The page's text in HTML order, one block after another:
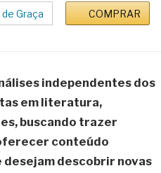
Graça COMPRAR
independentes dos
em literatura,
buscando trazer
conteúdo
descobrir novas